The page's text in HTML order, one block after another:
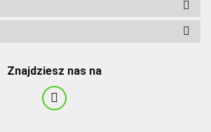
Znajdziesz nas na